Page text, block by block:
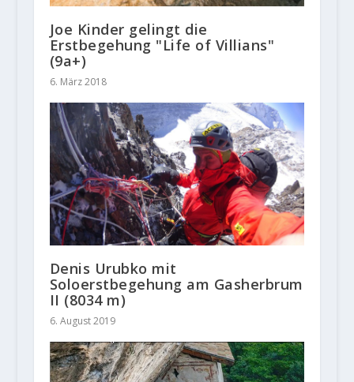
Joe Kinder gelingt die
Erstbegehung "Life of Villians"
(9a+)
6. März 2018
Denis Urubko mit
Soloerstbegehung am Gasherbrum
II (8034 m)
6. August 2019